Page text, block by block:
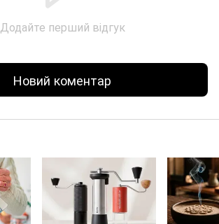
Додайте перший відгук
Новий коментар